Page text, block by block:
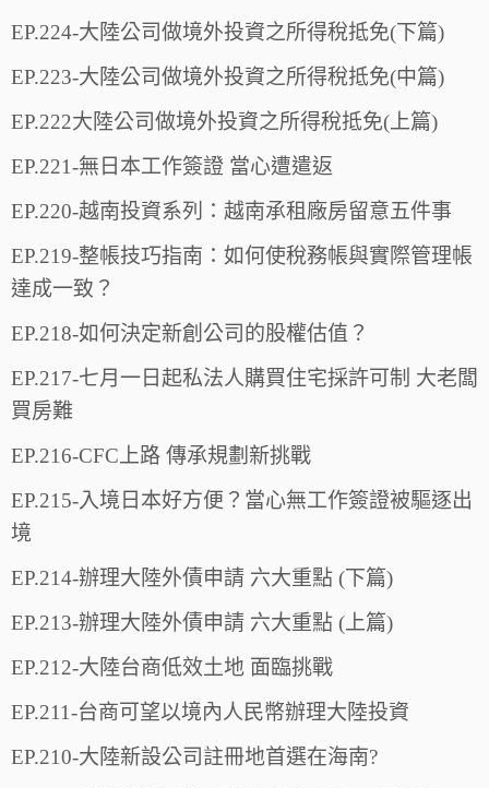
EP.224-大陸公司做境外投資之所得稅抵免(下篇)
EP.223-大陸公司做境外投資之所得稅抵免(中篇)
EP.222大陸公司做境外投資之所得稅抵免(上篇)
EP.221-無日本工作簽證 當心遭遣返
EP.220-越南投資系列：越南承租廠房留意五件事
EP.219-整帳技巧指南：如何使稅務帳與實際管理帳
達成一致？
EP.218-如何決定新創公司的股權估值？
EP.217-七月一日起私法人購買住宅採許可制 大老闆
買房難
EP.216-CFC上路 傳承規劃新挑戰
EP.215-入境日本好方便？當心無工作簽證被驅逐出
境
EP.214-辦理大陸外債申請 六大重點 (下篇)
EP.213-辦理大陸外債申請 六大重點 (上篇)
EP.212-大陸台商低效土地 面臨挑戰
EP.211-台商可望以境內人民幣辦理大陸投資
EP.210-大陸新設公司註冊地首選在海南?